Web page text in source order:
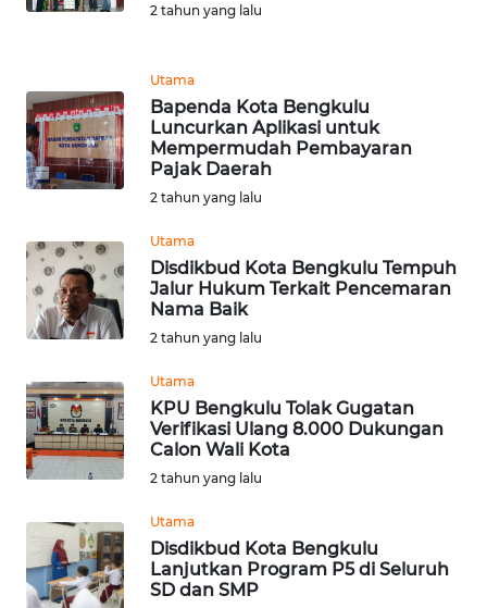
2 tahun yang lalu
Utama
Bapenda Kota Bengkulu
Luncurkan Aplikasi untuk
Mempermudah Pembayaran
Pajak Daerah
2 tahun yang lalu
Utama
Disdikbud Kota Bengkulu Tempuh
Jalur Hukum Terkait Pencemaran
Nama Baik
2 tahun yang lalu
Utama
KPU Bengkulu Tolak Gugatan
Verifikasi Ulang 8.000 Dukungan
Calon Wali Kota
2 tahun yang lalu
Utama
Disdikbud Kota Bengkulu
Lanjutkan Program P5 di Seluruh
SD dan SMP
WN
NTB
WN
WN
SULBAR
BABEL
WN
SUMBAR
SUMSEL
WN